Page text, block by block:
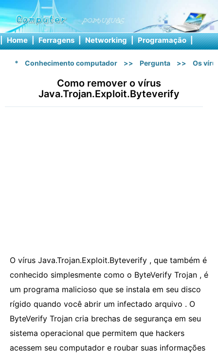
| Home | Ferragens | Networking | Programação |
* Conhecimento computador >> Pergunta >> Os
Como remover o vírus
Java.Trojan.Exploit.Byteverify
O vírus Java.Trojan.Exploit.Byteverify , que também é
conhecido simplesmente como o ByteVerify Trojan , é
um programa malicioso que se instala em seu disco
rígido quando você abrir um infectado arquivo . O
ByteVerify Trojan cria brechas de segurança em seu
sistema operacional que permitem que hackers
acessem seu computador e roubar suas informações